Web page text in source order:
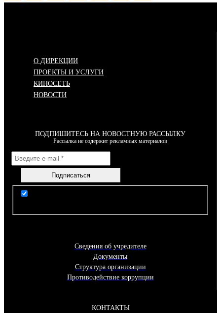
О ДИРЕКЦИИ
ПРОЕКТЫ И УСЛУГИ
КИНОСЕТЬ
НОВОСТИ
ПОДПИШИТЕСЬ НА НОВОСТНУЮ РАССЫЛКУ
Рассылка не содержит рекламных материалов
Сведения об учредителе
Документы
Структура организации
Противодействие коррупции
КОНТАКТЫ